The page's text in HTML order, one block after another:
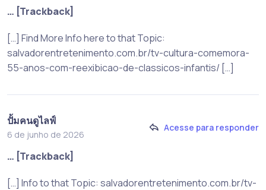
… [Trackback]
[…] Find More Info here to that Topic:
salvadorentretenimento.com.br/tv-cultura-comemora-
55-anos-com-reexibicao-de-classicos-infantis/ […]
ปั้มคนดูไลฟ์
6 de junho de 2026
Acesse para responder
… [Trackback]
[…] Info to that Topic: salvadorentretenimento.com.br/tv-